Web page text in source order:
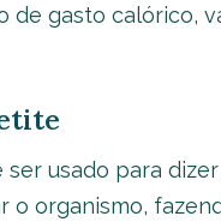
de gasto calórico,
usado para
o organismo,